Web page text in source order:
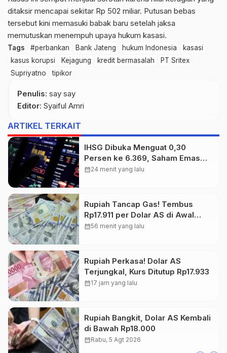
ditaksir mencapai sekitar Rp 502 miliar. Putusan bebas
tersebut kini memasuki babak baru setelah jaksa
memutuskan menempuh upaya hukum kasasi.
Tags #perbankan Bank Jateng hukum Indonesia
kasasi
kasus korupsi
Kejagung kredit bermasalah
PT Sritex
Supriyatno
tipikor
Penulis: say say
Editor: Syaiful Amri
ARTIKEL TERKAIT
IHSG Dibuka Menguat 0,30
Persen ke 6.369, Saham Emas
dan Tambang Jadi Penggerak
calendar_month24 menit yang lalu
Rupiah Tancap Gas! Tembus
Rp17.911 per Dolar AS di Awal
Perdagangan
calendar_month56 menit yang lalu
Rupiah Perkasa! Dolar AS
Terjungkal, Kurs Ditutup Rp17.933
calendar_month17 jam yang lalu
Rupiah Bangkit, Dolar AS Kembali
di Bawah Rp18.000
calendar_monthRabu, 5 Agt 2026